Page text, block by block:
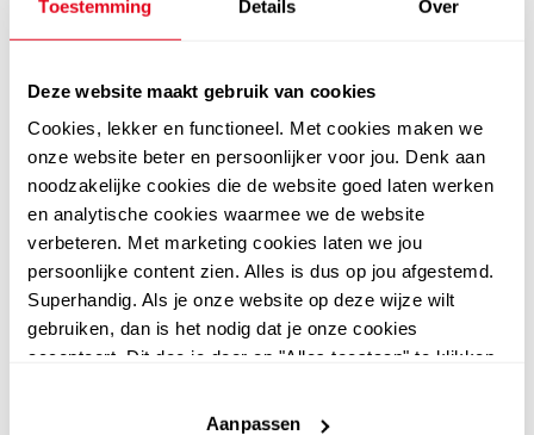
Toestemming Details Over
Deze website maakt gebruik van cookies
Cookies, lekker en functioneel. Met cookies maken we
onze website beter en persoonlijker voor jou. Denk aan
noodzakelijke cookies die de website goed laten werken
en analytische cookies waarmee we de website
verbeteren. Met marketing cookies laten we jou
persoonlijke content zien. Alles is dus op jou afgestemd.
Superhandig. Als je onze website op deze wijze wilt
gebruiken, dan is het nodig dat je onze cookies
accepteert. Dit doe je door op "Alles toestaan" te klikken.
website niet optimaal functioneert.
Aanpassen